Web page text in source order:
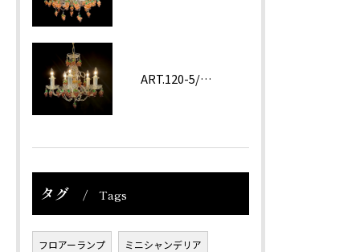
ART.120-5/62 Amethyst
タグ Tags
フロアーランプ ミニシャンデリア